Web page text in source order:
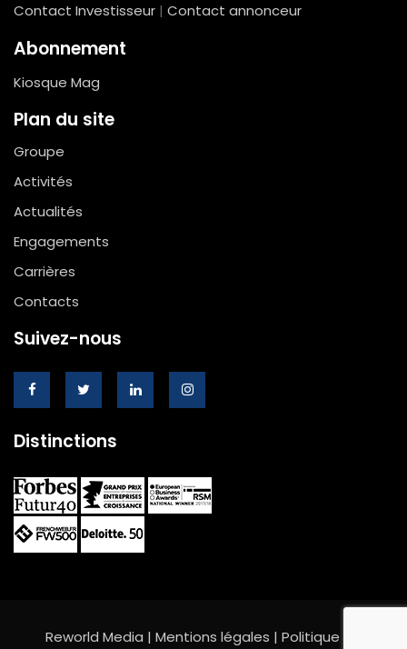
Contact Investisseur | Contact annonceur
Abonnement
Kiosque Mag
Plan du site
Groupe
Activités
Actualités
Engagements
Carrières
Contacts
Suivez-nous
Distinctions
Reworld Media | Mentions légales | Politique de